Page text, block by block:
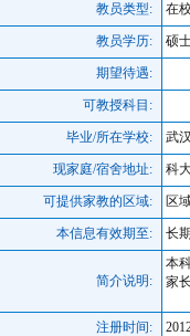
教员类型: 在
教员学历: 硕
期望待遇:
可教授科目:
毕业/所在学校: 武
现家庭/宿舍地址: 科
可提供家教的区域: 区
本信息有效期至: 长
简介说明:
本
家
注册时间: